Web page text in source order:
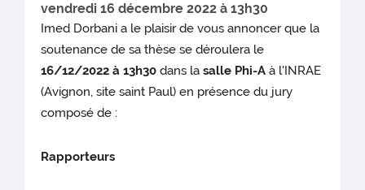
vendredi 16 décembre 2022 à 13h30
Imed Dorbani a le plaisir de vous annoncer que la
soutenance de sa thèse se déroulera le
16/12/2022 à 13h30 dans lasalle Phi-A à l'INRAE
(Avignon, site saint Paul) en présence du jury
composé de :
Rapporteurs